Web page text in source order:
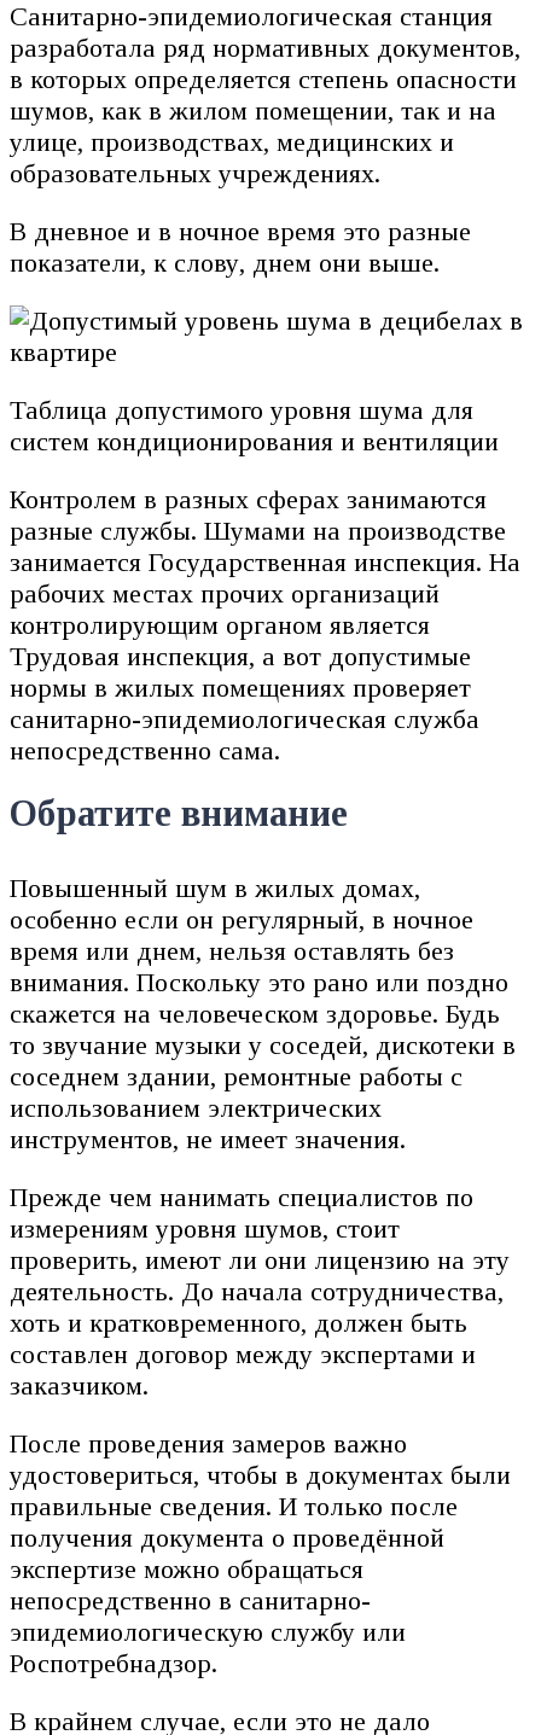
Санитарно-эпидемиологическая станция
разработала ряд нормативных документов,
в которых определяется степень опасности
шумов, как в жилом помещении, так и на
улице, производствах, медицинских и
образовательных учреждениях.
В дневное и в ночное время это разные
показатели, к слову, днем они выше.
Таблица допустимого уровня шума для
систем кондиционирования и вентиляции
Контролем в разных сферах занимаются
разные службы. Шумами на производстве
занимается Государственная инспекция. На
рабочих местах прочих организаций
контролирующим органом является
Трудовая инспекция, а вот допустимые
нормы в жилых помещениях проверяет
санитарно-эпидемиологическая служба
непосредственно сама.
Обратите внимание
Повышенный шум в жилых домах,
особенно если он регулярный, в ночное
время или днем, нельзя оставлять без
внимания. Поскольку это рано или поздно
скажется на человеческом здоровье. Будь
то звучание музыки у соседей, дискотеки в
соседнем здании, ремонтные работы с
использованием электрических
инструментов, не имеет значения.
Прежде чем нанимать специалистов по
измерениям уровня шумов, стоит
проверить, имеют ли они лицензию на эту
деятельность. До начала сотрудничества,
хоть и кратковременного, должен быть
составлен договор между экспертами и
заказчиком.
После проведения замеров важно
удостовериться, чтобы в документах были
правильные сведения. И только после
получения документа о проведённой
экспертизе можно обращаться
непосредственно в санитарно-
эпидемиологическую службу или
Роспотребнадзор.
В крайнем случае, если это не дало